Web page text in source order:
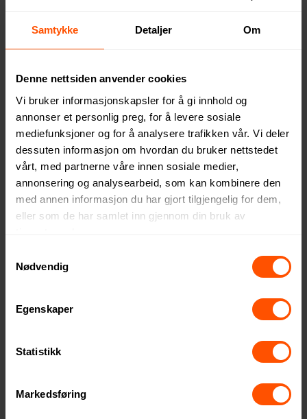
Samtykke Detaljer Om
Denne nettsiden anvender cookies
Vi bruker informasjonskapsler for å gi innhold og
annonser et personlig preg, for å levere sosiale
mediefunksjoner og for å analysere trafikken vår. Vi deler
dessuten informasjon om hvordan du bruker nettstedet
vårt, med partnerne våre innen sosiale medier,
annonsering og analysearbeid, som kan kombinere den
med annen informasjon du har gjort tilgjengelig for dem,
eller som de har samlet inn gjennom din bruk av
Nødvendig
Egenskaper
Statistikk
Markedsføring
Lord Nelson Stormsikker
Golfparaply
285 NOK ved 10 stk.
Romee 30" RPET
Stormsikker Golfparaply
255 NOK ved 100 stk.
5
ved 100 stk.